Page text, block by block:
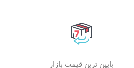
پایین ترین قیمت بازار